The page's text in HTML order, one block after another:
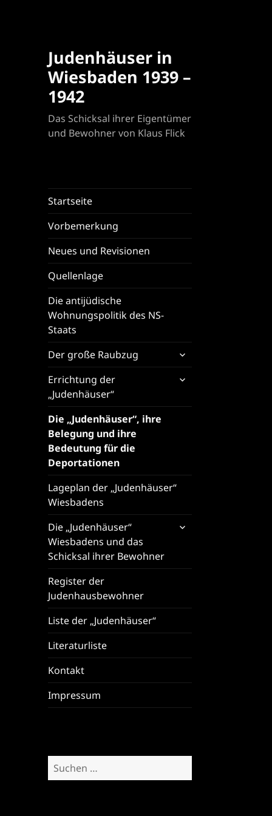
Judenhäuser in
Wiesbaden 1939 –
1942
Das Schicksal ihrer Eigentümer
und Bewohner von Klaus Flick
Startseite
Vorbemerkung
Neues und Revisionen
Quellenlage
Die antijüdische
Wohnungspolitik des NS-
Staats
Der große Raubzug
untermenü
öffnen
Errichtung der
„Judenhäuser“
untermenü
Die „Judenhäuser“, ihre
Belegung und ihre
Bedeutung für die
Deportationen
Lageplan der „Judenhäuser“
Wiesbadens
Die „Judenhäuser“
Wiesbadens und das
Schicksal ihrer Bewohner
untermenü
Register der
Judenhausbewohner
Liste der „Judenhäuser“
Literaturliste
Kontakt
Impressum
Suchen
nach: